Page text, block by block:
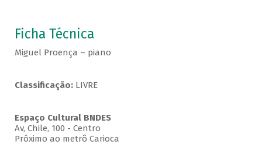
Ficha Técnica
Miguel Proença – piano
Classificação: LIVRE
Espaço Cultural BNDES
Av, Chile, 100 - Centro
Próximo ao metrô Carioca